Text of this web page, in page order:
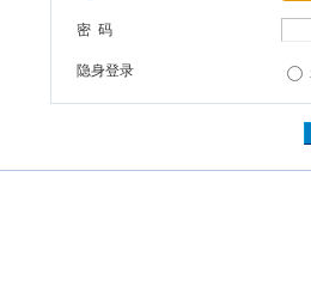
密 码
隐身登录